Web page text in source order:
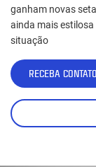
ganham novas
ainda mais
situação
RECEBA CONTATO